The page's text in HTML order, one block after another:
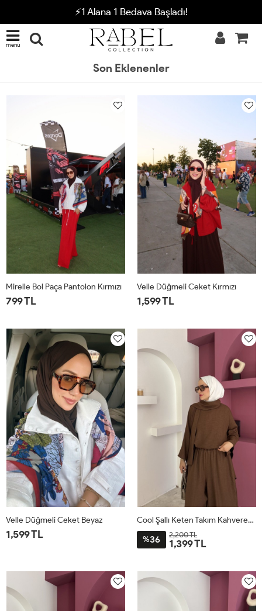
⚡1 Alana 1 Bedava Başladı!
menü
Son Eklenenler
Mirelle Bol Paça Pantolon Kırmızı
799 TL
Velle Düğmeli Ceket Kırmızı
1,599 TL
Velle Düğmeli Ceket Beyaz
1,599 TL
Cool Şallı Keten Takım Kahverengi
%36 2,200 TL
1,399 TL